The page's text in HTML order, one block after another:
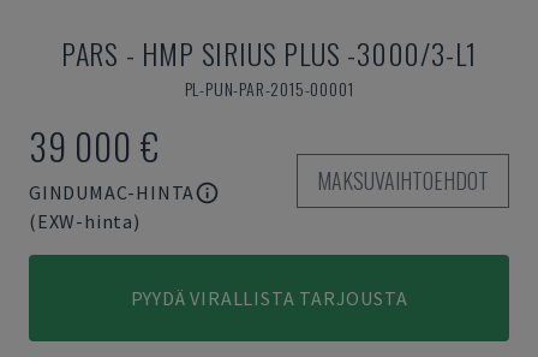
PARS - HMP SIRIUS PLUS -3000/3-L1
PL-PUN-PAR-2015-00001
39 000 €
GINDUMAC-HINTA
(EXW-hinta)
MAKSUVAIHTOEHDOT
PYYDÄ VIRALLISTA TARJOUSTA